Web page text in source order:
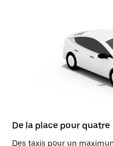
De la place pour quatre
Des taxis pour un